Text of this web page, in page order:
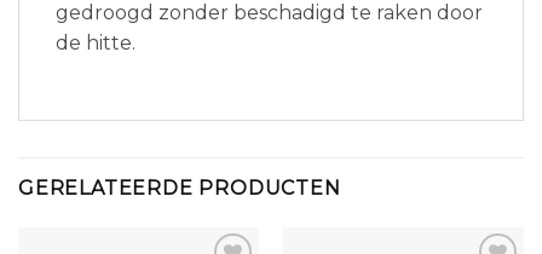
gedroogd zonder beschadigd te raken door
de hitte.
GERELATEERDE PRODUCTEN